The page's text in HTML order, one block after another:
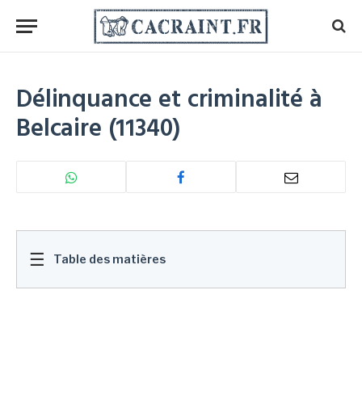
Délinquance et criminalité à
Belcaire (11340)
☰ Table des matières